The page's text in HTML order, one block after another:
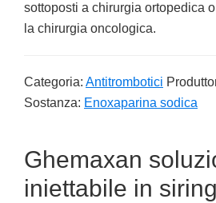
sottoposti a chirurgia ortopedica
la chirurgia oncologica.
Categoria: Antitrombotici
Sostanza: Enoxaparina sodica
Ghemaxan
iniettabile in